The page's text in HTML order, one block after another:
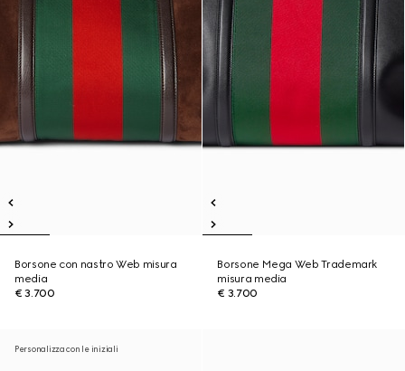
Borsone con nastro Web misura
media
€ 3.700
Borsone Mega Web Trademark
misura media
€ 3.700
Personalizza con le iniziali